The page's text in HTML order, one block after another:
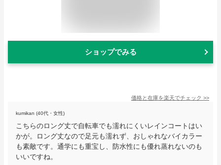
ショップでみる
価格と在庫を楽天でチェック >>
kumikan (40代・女性)
こちらのロング丈で自転車でも濡れにくいレインコートはい
かが。ロング丈なので足元も濡れず、おしゃれなバイカラー
も素敵です。通学にも重宝し、防水性にも優れ蒸れないのも
いいですね。